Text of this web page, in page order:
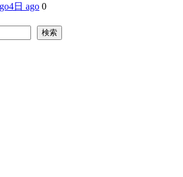
4日 ago 0
検索